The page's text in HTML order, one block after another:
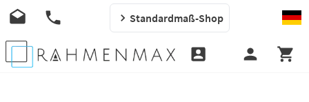
Standardmaß-Shop